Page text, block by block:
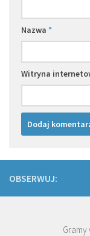
Nazwa *
Witryna
OBSERWUJ:
Gramy